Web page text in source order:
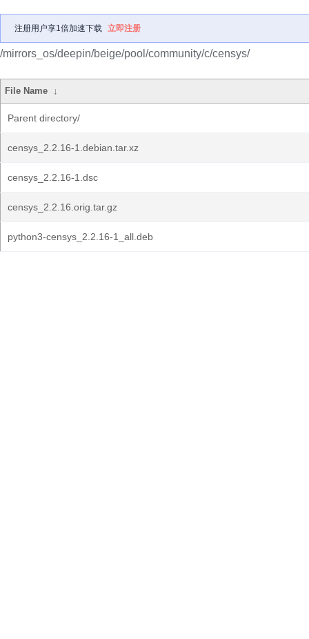
注册用户享1倍加速下载 立即注册
/mirrors_os/deepin/beige/pool/community/c/censys/
File Name ↓
Parent directory/
censys_2.2.16-1.debian.tar.xz
censys_2.2.16-1.dsc
censys_2.2.16.orig.tar.gz
python3-censys_2.2.16-1_all.deb